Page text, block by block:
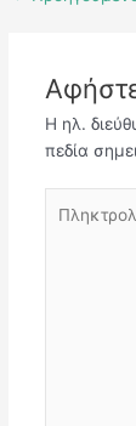
Η ηλ.
πεδία
εδώ..